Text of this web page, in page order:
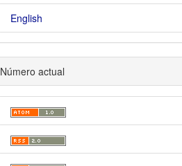
English
Número actual